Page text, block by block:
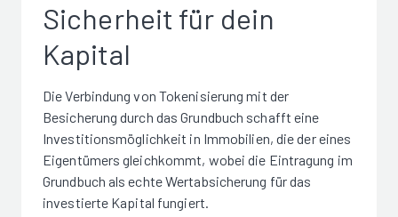
Sicherheit für dein
Kapital
Die Verbindung von Tokenisierung mit der
Besicherung durch das Grundbuch schafft eine
Investitionsmöglichkeit in Immobilien, die der eines
Eigentümers gleichkommt, wobei die Eintragung im
Grundbuch als echte Wertabsicherung für das
investierte Kapital fungiert.